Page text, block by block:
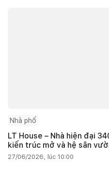
Nhà phố
LT House – Nhà hiện đại
kiến trúc mở và hệ sân
27/06/2026, lúc 10:00